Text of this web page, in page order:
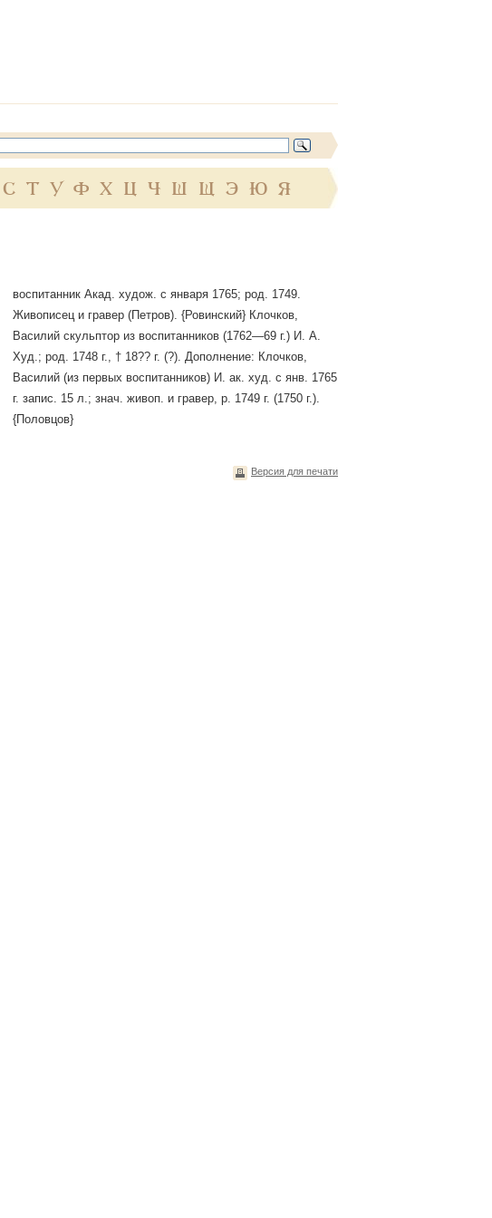
С Т У Ф Х Ц Ч Ш Щ Э Ю Я
воспитанник Акад. худож. с января 1765; род. 1749.
Живописец и гравер (Петров). {Ровинский} Клочков,
Василий скульптор из воспитанников (1762—69 г.) И. А.
Худ.; род. 1748 г., † 18?? г. (?). Дополнение: Клочков,
Василий (из первых воспитанников) И. ак. худ. с янв. 1765
г. запис. 15 л.; знач. живоп. и гравер, р. 1749 г. (1750 г.).
{Половцов}
Версия для печати